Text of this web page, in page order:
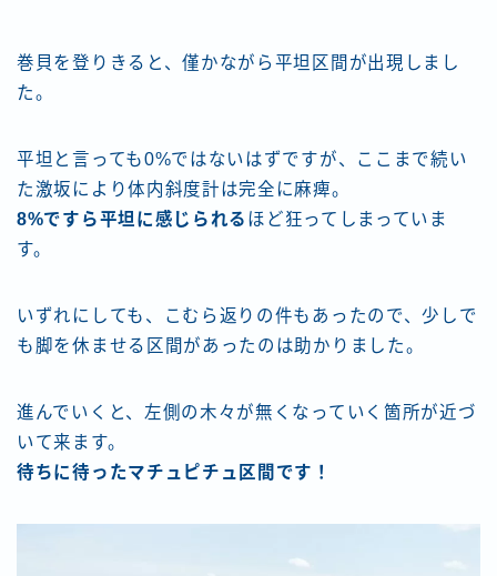
巻貝を登りきると、僅かながら平坦区間が出現しまし
た。
平坦と言っても0%ではないはずですが、ここまで続い
た激坂により体内斜度計は完全に麻痺。
8%ですら平坦に感じられる ほど狂ってしまっていま
す。
いずれにしても、こむら返りの件もあったので、少しで
も脚を休ませる区間があったのは助かりました。
進んでいくと、左側の木々が無くなっていく箇所が近づ
いて来ます。
待ちに待ったマチュピチュ区間です！